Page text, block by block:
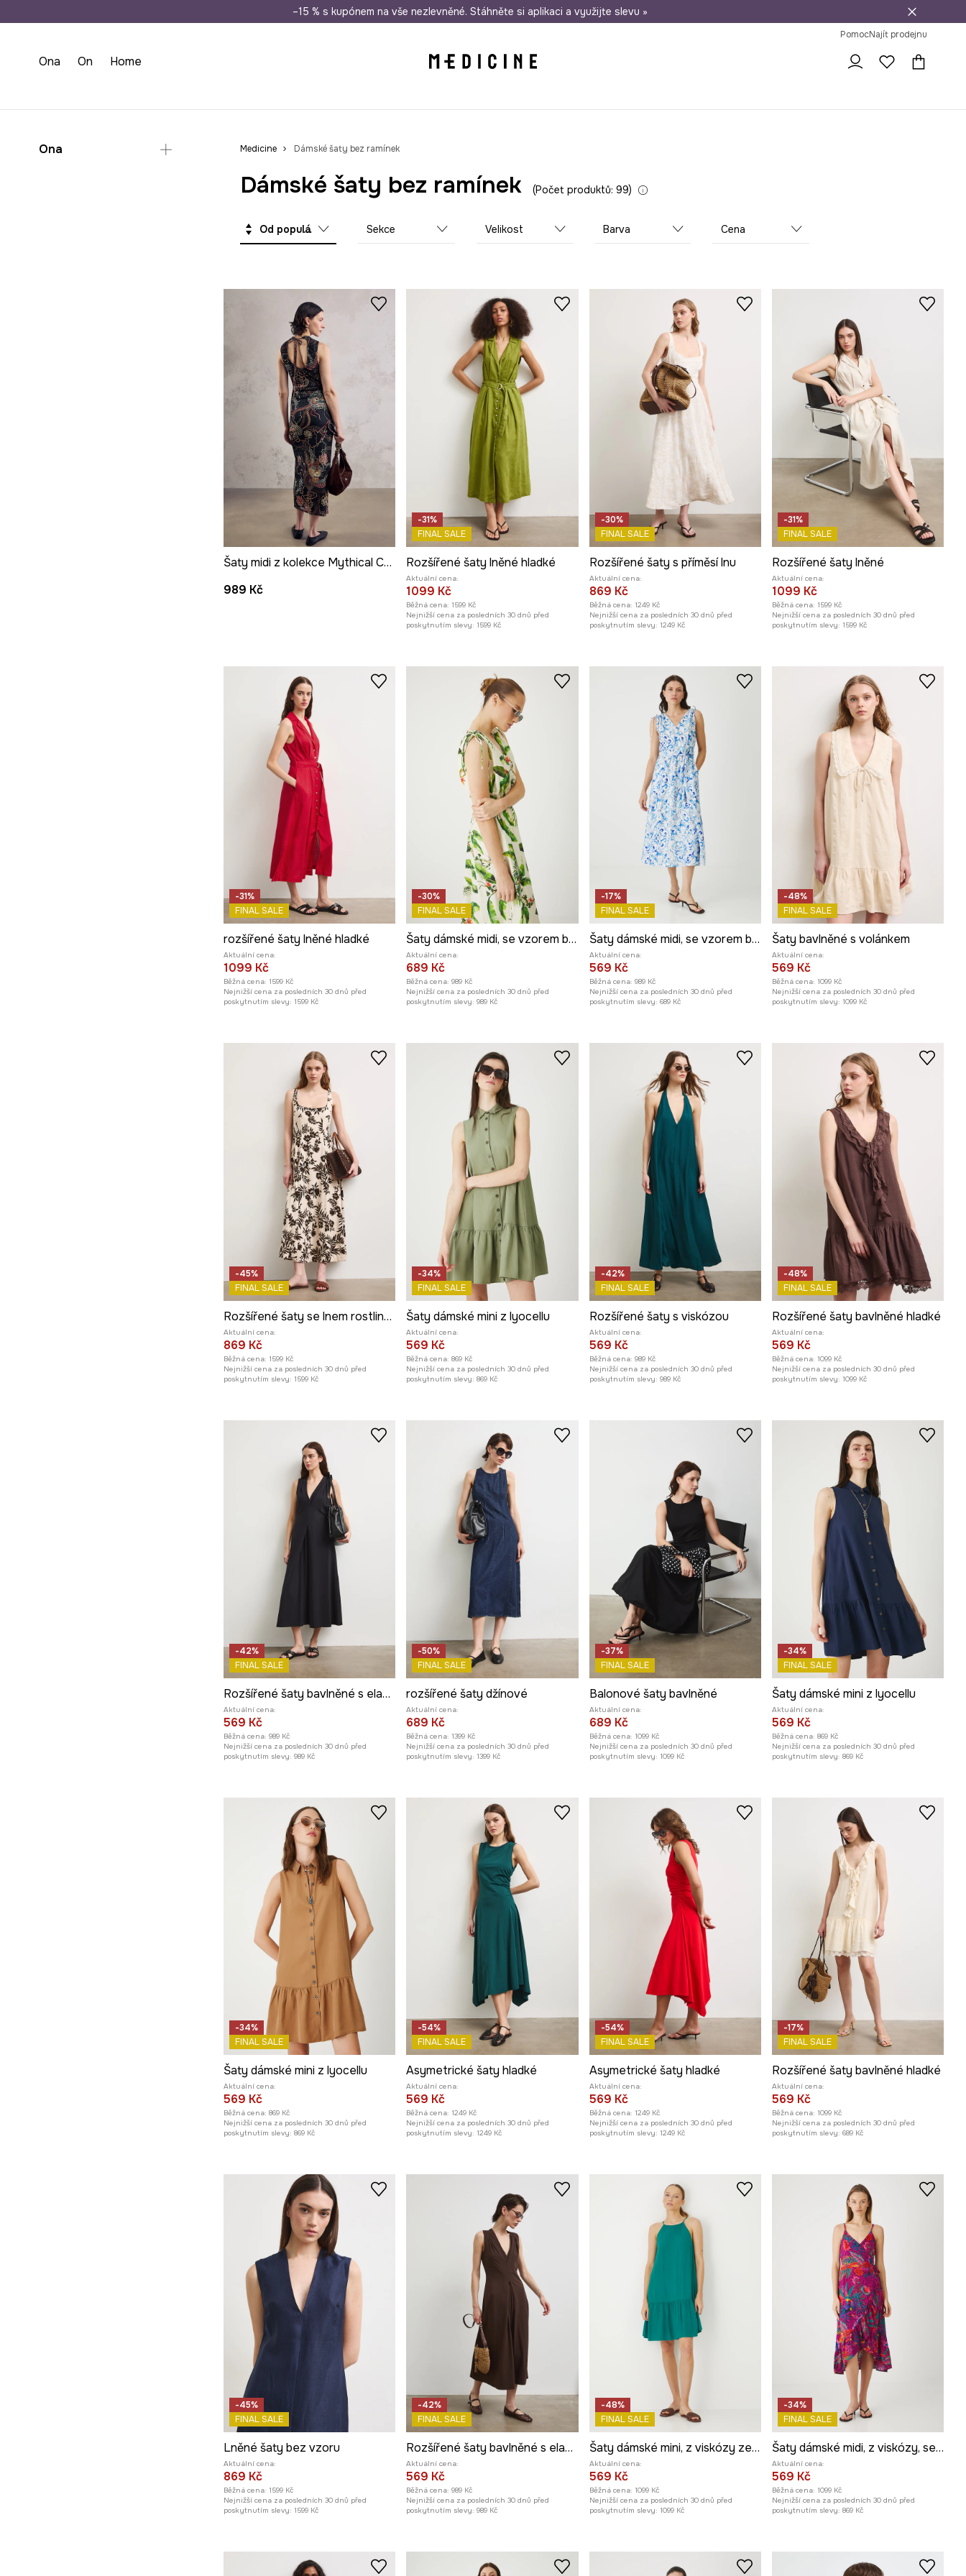
Doprava zdarma při nákupu nad 1 200 Kč Odeslání i do 24 hodin 30 dní na vrácení zboží
–15 % s kupónem na vše nezlevněné. Stáhněte si aplikaci a využijte slevu »
PomocNajít prodejnu
Ona On Home
Ona Medicine Dámské šaty bez ramínek
Dámské šaty bez ramínek Počet produktů: 99
Od populárních Sekce Velikost Barva Cena
Šaty midi z kolekce Mythical Creatures
989 Kč
-31%
FINAL SALE
Rozšířené šaty lněné hladké
Aktuální cena:
1099 Kč
Běžná cena: 1599 Kč
Nejnižší cena za posledních 30 dnů před
poskytnutím slevy: 1599 Kč
-30%
FINAL SALE
Rozšířené šaty s příměsí lnu
Aktuální cena:
869 Kč
Běžná cena: 1249 Kč
Nejnižší cena za posledních 30 dnů před
poskytnutím slevy: 1249 Kč
-31%
FINAL SALE
Rozšířené šaty lněné
Aktuální cena:
1099 Kč
Běžná cena: 1599 Kč
Nejnižší cena za posledních 30 dnů před
poskytnutím slevy: 1599 Kč
-31%
FINAL SALE
rozšířené šaty lněné hladké
Aktuální cena:
1099 Kč
Běžná cena: 1599 Kč
Nejnižší cena za posledních 30 dnů před
poskytnutím slevy: 1599 Kč
-30%
FINAL SALE
Šaty dámské midi, se vzorem béžová barva
Aktuální cena:
689 Kč
Běžná cena: 989 Kč
Nejnižší cena za posledních 30 dnů před
poskytnutím slevy: 989 Kč
-17%
FINAL SALE
Šaty dámské midi, se vzorem bílá barva
Aktuální cena:
569 Kč
Běžná cena: 989 Kč
Nejnižší cena za posledních 30 dnů před
poskytnutím slevy: 689 Kč
-48%
FINAL SALE
Šaty bavlněné s volánkem
Aktuální cena:
569 Kč
Běžná cena: 1099 Kč
Nejnižší cena za posledních 30 dnů před
poskytnutím slevy: 1099 Kč
-45%
FINAL SALE
Rozšířené šaty se lnem rostlinné
Aktuální cena:
869 Kč
Běžná cena: 1599 Kč
Nejnižší cena za posledních 30 dnů před
poskytnutím slevy: 1599 Kč
-34%
FINAL SALE
Šaty dámské mini z lyocellu
Aktuální cena:
569 Kč
Běžná cena: 869 Kč
Nejnižší cena za posledních 30 dnů před
poskytnutím slevy: 869 Kč
-42%
FINAL SALE
Rozšířené šaty s viskózou
Aktuální cena:
569 Kč
Běžná cena: 989 Kč
Nejnižší cena za posledních 30 dnů před
poskytnutím slevy: 989 Kč
-48%
FINAL SALE
Rozšířené šaty bavlněné hladké
Aktuální cena:
569 Kč
Běžná cena: 1099 Kč
Nejnižší cena za posledních 30 dnů před
poskytnutím slevy: 1099 Kč
-42%
FINAL SALE
Rozšířené šaty bavlněné s elastanem hladké
Aktuální cena:
569 Kč
Běžná cena: 989 Kč
Nejnižší cena za posledních 30 dnů před
poskytnutím slevy: 989 Kč
-50%
FINAL SALE
rozšířené šaty džínové
Aktuální cena:
689 Kč
Běžná cena: 1399 Kč
Nejnižší cena za posledních 30 dnů před
poskytnutím slevy: 1399 Kč
-37%
FINAL SALE
Balonové šaty bavlněné
Aktuální cena:
689 Kč
Běžná cena: 1099 Kč
Nejnižší cena za posledních 30 dnů před
poskytnutím slevy: 1099 Kč
-34%
FINAL SALE
Šaty dámské mini z lyocellu
Aktuální cena:
569 Kč
Běžná cena: 869 Kč
Nejnižší cena za posledních 30 dnů před
poskytnutím slevy: 869 Kč
-34%
FINAL SALE
Šaty dámské mini z lyocellu
Aktuální cena:
569 Kč
Běžná cena: 869 Kč
Nejnižší cena za posledních 30 dnů před
poskytnutím slevy: 869 Kč
-54%
FINAL SALE
Asymetrické šaty hladké
Aktuální cena:
569 Kč
Běžná cena: 1249 Kč
Nejnižší cena za posledních 30 dnů před
poskytnutím slevy: 1249 Kč
-54%
FINAL SALE
Asymetrické šaty hladké
Aktuální cena:
569 Kč
Běžná cena: 1249 Kč
Nejnižší cena za posledních 30 dnů před
poskytnutím slevy: 1249 Kč
-17%
FINAL SALE
Rozšířené šaty bavlněné hladké
Aktuální cena:
569 Kč
Běžná cena: 1099 Kč
Nejnižší cena za posledních 30 dnů před
poskytnutím slevy: 689 Kč
-45%
FINAL SALE
Lněné šaty bez vzoru
Aktuální cena:
869 Kč
Běžná cena: 1599 Kč
Nejnižší cena za posledních 30 dnů před
poskytnutím slevy: 1599 Kč
-42%
FINAL SALE
Rozšířené šaty bavlněné s elastanem hladké
Aktuální cena:
569 Kč
Běžná cena: 989 Kč
Nejnižší cena za posledních 30 dnů před
poskytnutím slevy: 989 Kč
-48%
FINAL SALE
Šaty dámské mini, z viskózy zelená barva
Aktuální cena:
569 Kč
Běžná cena: 1099 Kč
Nejnižší cena za posledních 30 dnů před
poskytnutím slevy: 1099 Kč
-34%
FINAL SALE
Šaty dámské midi, z viskózy, se vzorem
Aktuální cena:
569 Kč
Běžná cena: 1099 Kč
Nejnižší cena za posledních 30 dnů před
poskytnutím slevy: 869 Kč